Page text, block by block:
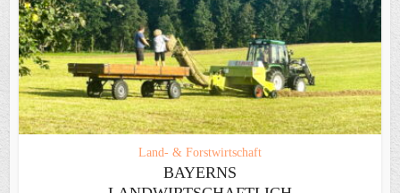
Land- & Forstwirtschaft
BAYERNS